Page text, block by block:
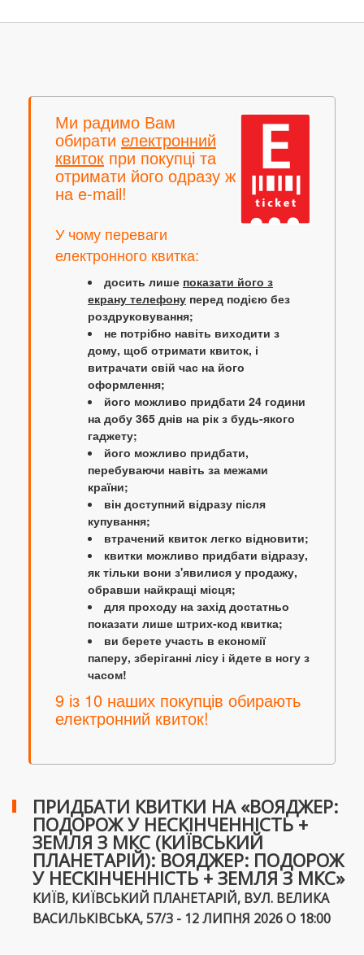
Ми радимо Вам
обирати електронний
квиток при покупці та
отримати його одразу ж
на e-mail!
У чому переваги
електронного квитка:
досить лише показати його з
екрану телефону перед подією без
роздруковування;
не потрібно навіть виходити з
дому, щоб отримати квиток, і
витрачати свій час на його
оформлення;
його можливо придбати 24 години
на добу 365 днів на рік з будь-якого
гаджету;
його можливо придбати,
перебуваючи навіть за межами
країни;
він доступний відразу після
купування;
втрачений квиток легко відновити;
квитки можливо придбати відразу,
як тільки вони з'явилися у продажу,
обравши найкращі місця;
для проходу на захід достатньо
показати лише штрих-код квитка;
ви берете участь в економії
паперу, зберіганні лісу і йдете в ногу з
часом!
9 із 10 наших покупців обирають
електронний квиток!
ПРИДБАТИ КВИТКИ НА «ВОЯДЖЕР:
ПОДОРОЖ У НЕСКІНЧЕННІСТЬ +
ЗЕМЛЯ З МКС (КИЇВСЬКИЙ
ПЛАНЕТАРІЙ): ВОЯДЖЕР: ПОДОРОЖ
У НЕСКІНЧЕННІСТЬ + ЗЕМЛЯ З МКС»
КИЇВ, КИЇВСЬКИЙ ПЛАНЕТАРІЙ, ВУЛ. ВЕЛИКА
ВАСИЛЬКІВСЬКА, 57/3 - 12 ЛИПНЯ 2026 О 18:00